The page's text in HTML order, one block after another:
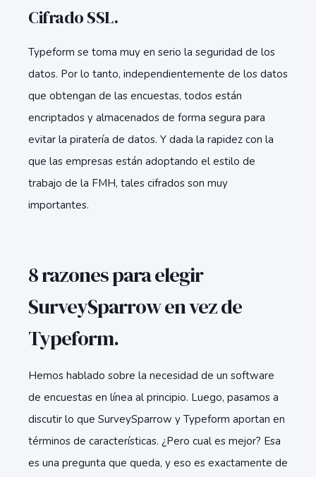
Cifrado SSL.
Typeform se toma muy en serio la seguridad de los
datos. Por lo tanto, independientemente de los datos
que obtengan de las encuestas, todos están
encriptados y almacenados de forma segura para
evitar la piratería de datos. Y dada la rapidez con la
que las empresas están adoptando el estilo de
trabajo de la FMH, tales cifrados son muy
importantes.
8 razones para elegir
SurveySparrow en vez de
Typeform.
Hemos hablado sobre la necesidad de un software
de encuestas en línea al principio. Luego, pasamos a
discutir lo que SurveySparrow y Typeform aportan en
términos de características. ¿Pero cual es mejor? Esa
es una pregunta que queda, y eso es exactamente de